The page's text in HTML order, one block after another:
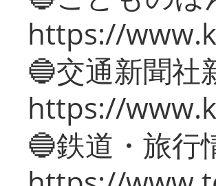
https://
🔵交通新聞社
https://
🔵鉄道・旅行